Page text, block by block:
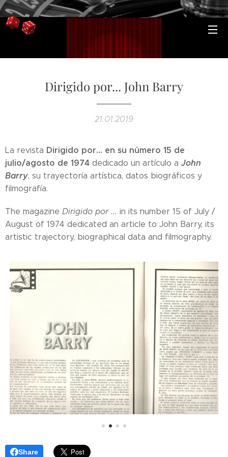
Dirigido por... John Barry
21.01.2019
La revista Dirigido por... en su número 15 de
julio/agosto de 1974 dedicado un artículo a John
Barry, su trayectoría artística, datos biográficos y
filmografía.
The magazine Dirigido por ... in its number 15 of July /
August of 1974 dedicated an article to John Barry, its
artistic trajectory, biographical data and filmography.
Share